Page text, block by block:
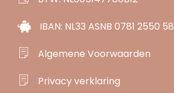
IBAN: NL33 ASNB 0781 2550 58
Algemene Voorwaarden
Privacy verklaring